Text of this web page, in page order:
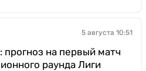
5 августа 10:51
на первый матч
раунда Лиги